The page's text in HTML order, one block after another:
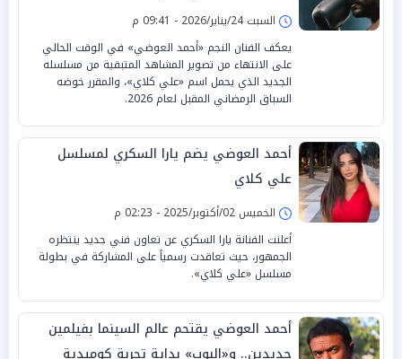
السبت 24/يناير/2026 - 09:41 م
يعكف الفنان النجم «أحمد العوضي» في الوقت الحالي
على الانتهاء من تصوير المشاهد المتبقية من مسلسله
الجديد الذي يحمل اسم «علي كلاي»، والمقرر خوضه
السباق الرمضاني المقبل لعام 2026.
أحمد العوضي يضم يارا السكري لمسلسل
علي كلاي
الخميس 02/أكتوبر/2025 - 02:23 م
أعلنت الفنانة يارا السكري عن تعاون فني جديد ينتظره
الجمهور، حيث تعاقدت رسمياً على المشاركة في بطولة
مسلسل «علي كلاي».
أحمد العوضي يقتحم عالم السينما بفيلمين
جديدين.. و«البوب» بداية تجربة كوميدية